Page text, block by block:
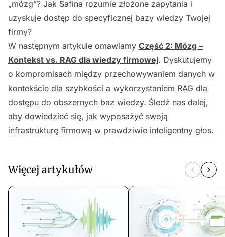
„mózg”? Jak Safina rozumie złożone zapytania i
uzyskuje dostęp do specyficznej bazy wiedzy Twojej
firmy?
W następnym artykule omawiamy Część 2: Mózg –
Kontekst vs. RAG dla wiedzy firmowej. Dyskutujemy
o kompromisach między przechowywaniem danych w
kontekście dla szybkości a wykorzystaniem RAG dla
dostępu do obszernych baz wiedzy. Śledź nas dalej,
aby dowiedzieć się, jak wyposażyć swoją
infrastrukturę firmową w prawdziwie inteligentny głos.
Więcej artykułów